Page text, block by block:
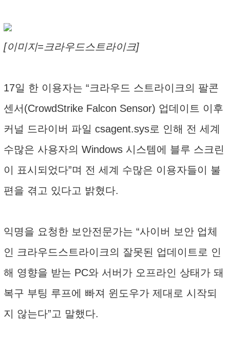
[이미지=크라우드스트라이크]
17일 한 이용자는 “크라우드 스트라이크의 팔콘
센서(CrowdStrike Falcon Sensor) 업데이트 이후
커널 드라이버 파일 csagent.sys로 인해 전 세계
수많은 사용자의 Windows 시스템에 블루 스크린
이 표시되었다”며 전 세계 수많은 이용자들이 불
편을 겪고 있다고 밝혔다.
익명을 요청한 보안전문가는 “사이버 보안 업체
인 크라우드스트라이크의 잘못된 업데이트로 인
해 영향을 받는 PC와 서버가 오프라인 상태가 돼
복구 부팅 루프에 빠져 윈도우가 제대로 시작되
지 않는다”고 말했다.